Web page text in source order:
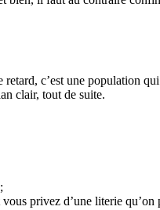
c’est une population
clair, tout de suite.
privez d’une literie qu’on